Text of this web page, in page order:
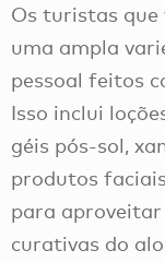
Os turistas
uma ampla
pessoal feitos
Isso inclui
géis pós-sol,
produtos
para
curativas do